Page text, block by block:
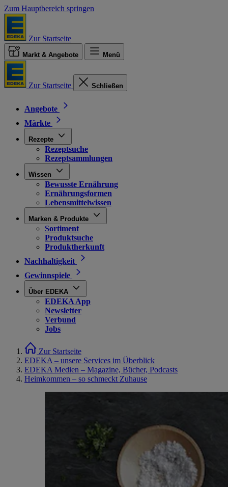
Zum Hauptbereich springen
Zur Startseite
Markt & Angebote Menü
Zur Startseite Schließen
Angebote
Märkte
Rezepte
Rezeptsuche
Rezeptsammlungen
Wissen
Bewusste Ernährung
Ernährungsformen
Lebensmittelwissen
Marken & Produkte
Sortiment
Produktsuche
Produktherkunft
Nachhaltigkeit
Gewinnspiele
Über EDEKA
EDEKA App
Newsletter
Verbund
Jobs
Zur Startseite
EDEKA – unsere Services im Überblick
EDEKA Medien – Magazine, Bücher, Podcasts
Heimkommen – so schmeckt Zuhause